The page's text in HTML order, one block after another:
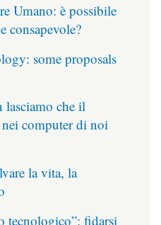
Umano: è possibile
consapevole?
some proposals
che il
computer di noi
la vita, la
tecnologico”: fidarsi